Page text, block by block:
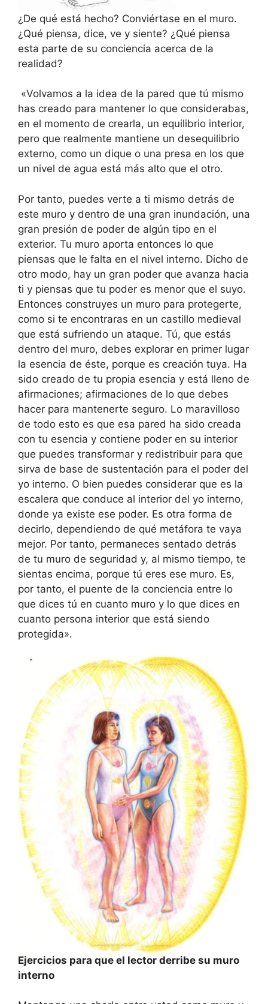
¿De qué está hecho? Conviértase en el muro.
¿Qué piensa, dice, ve y siente? ¿Qué piensa
esta parte de su conciencia acerca de la
realidad?
«Volvamos a la idea de la pared que tú mismo
has creado para mantener lo que considerabas,
en el momento de crearla, un equilibrio interior,
pero que realmente mantiene un desequilibrio
externo, como un dique o una presa en los que
un nivel de agua está más alto que el otro.
Por tanto, puedes verte a ti mismo detrás de
este muro y dentro de una gran inundación, una
gran presión de poder de algún tipo en el
exterior. Tu muro aporta entonces lo que
piensas que le falta en el nivel interno. Dicho de
otro modo, hay un gran poder que avanza hacia
ti y piensas que tu poder es menor que el suyo.
Entonces construyes un muro para protegerte,
como si te encontraras en un castillo medieval
que está sufriendo un ataque. Tú, que estás
dentro del muro, debes explorar en primer lugar
la esencia de éste, porque es creación tuya. Ha
sido creado de tu propia esencia y está lleno de
afirmaciones; afirmaciones de lo que debes
hacer para mantenerte seguro. Lo maravilloso
de todo esto es que esa pared ha sido creada
con tu esencia y contiene poder en su interior
que puedes transformar y redistribuir para que
sirva de base de sustentación para el poder del
yo interno. O bien puedes considerar que es la
escalera que conduce al interior del yo interno,
donde ya existe ese poder. Es otra forma de
decirlo, dependiendo de qué metáfora te vaya
mejor. Por tanto, permaneces sentado detrás
de tu muro de seguridad y, al mismo tiempo, te
sientas encima, porque tú eres ese muro. Es,
por tanto, el puente de la conciencia entre lo
que dices tú en cuanto muro y lo que dices en
cuanto persona interior que está siendo
protegida».
Ejercicios para que el lector derribe su muro
interno